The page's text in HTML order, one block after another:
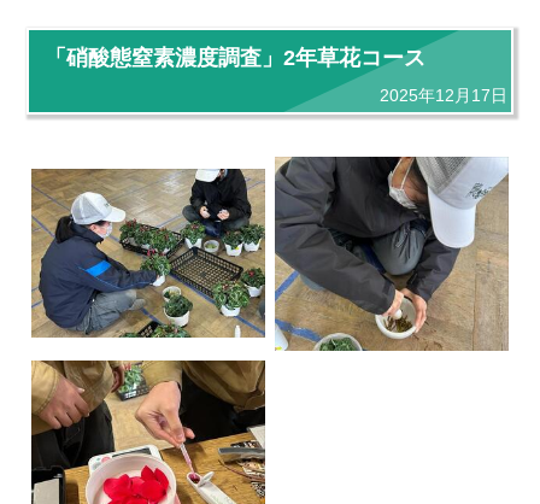
「硝酸態窒素濃度調査」2年草花コース
2025年12月17日